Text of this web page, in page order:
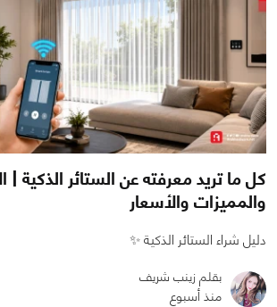
كل ما تريد معرفته عن الستائر الذكية |
والمميزات والأسعار
دليل شراء الستائر الذكية ✨
بقلم زينب شريف
منذ أسبوع